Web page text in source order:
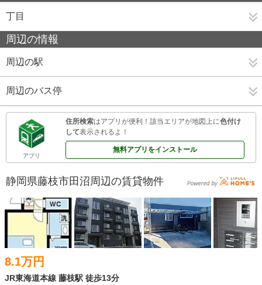
丁目
周辺の情報
周辺の駅
周辺のバス停
アプリ
住所検索はアプリが便利！該当エリアが地図上に色付け
して表示されるよ！
無料アプリをインストール
静岡県藤枝市田沼周辺の賃貸物件
8.1万円
JR東海道本線 藤枝駅 徒歩13分